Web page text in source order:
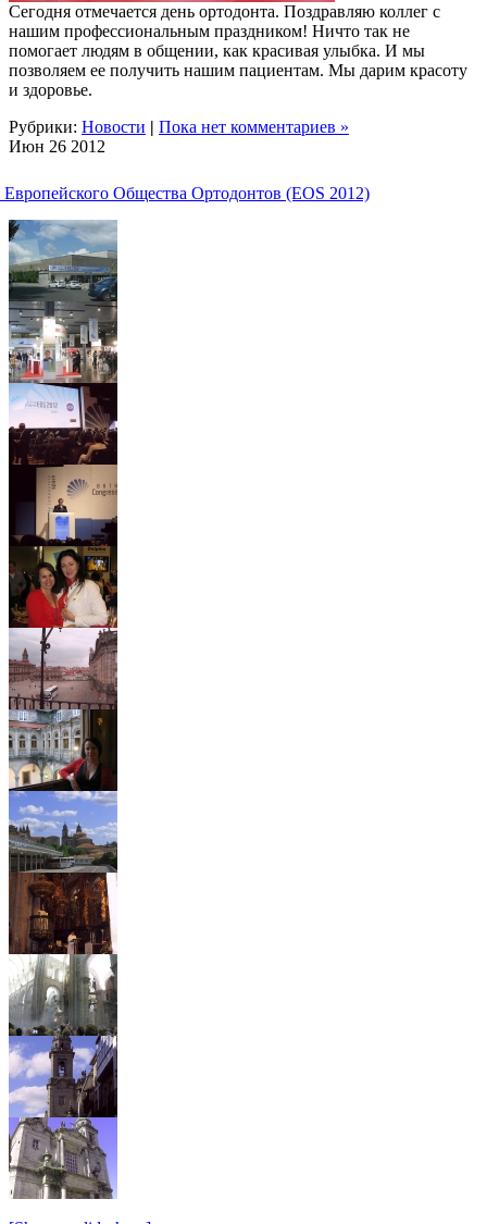
Сегодня отмечается день ортодонта. Поздравляю коллег с
нашим профессиональным праздником! Ничто так не
помогает людям в общении, как красивая улыбка. И мы
позволяем ее получить нашим пациентам. Мы дарим красоту
и здоровье.
Рубрики: Новости | Пока нет комментариев »
Июн 26 2012
Европейского Общества Ортодонтов (EOS 2012)